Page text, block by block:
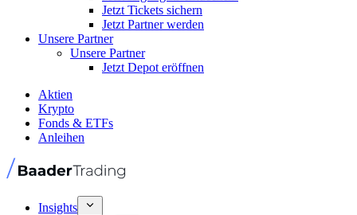
Jetzt Tickets sichern
Jetzt Partner werden
Unsere Partner
Unsere Partner
Jetzt Depot eröffnen
Aktien
Krypto
Fonds & ETFs
Anleihen
Insights